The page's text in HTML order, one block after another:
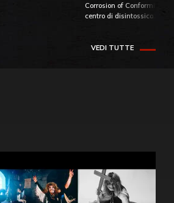
Corrosion of Conformity
centro di
VEDI TUTTE